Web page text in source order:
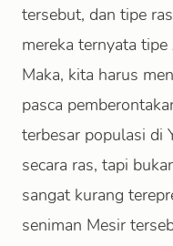
tersebut, dan tipe
mereka ternyata
Maka, kita harus
pasca
terbesar populasi di
secara ras, tapi
sangat kurang
seniman Mesir